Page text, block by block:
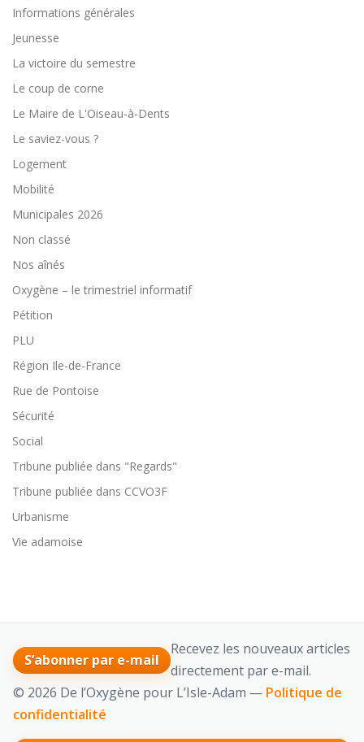
Informations générales
Jeunesse
La victoire du semestre
Le coup de corne
Le Maire de L'Oiseau-à-Dents
Le saviez-vous ?
Logement
Mobilité
Municipales 2026
Non classé
Nos aînés
Oxygène – le trimestriel informatif
Pétition
PLU
Région Ile-de-France
Rue de Pontoise
Sécurité
Social
Tribune publiée dans "Regards"
Tribune publiée dans CCVO3F
Urbanisme
Vie adamoise
S’abonner par e-mail
Recevez les nouveaux articles
directement par e-mail.
© 2026 De l’Oxygène pour L’Isle-Adam — Politique de
confidentialité